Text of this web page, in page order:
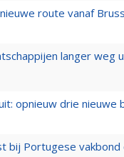
route vanaf
langer weg
opnieuw drie nieuwe
bij Portugese